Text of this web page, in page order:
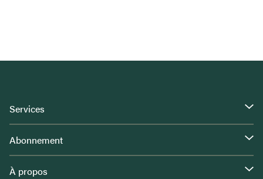
Services
Abonnement
À propos